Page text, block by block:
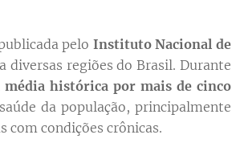
pelo Instituto Nacional de
diversas regiões do Brasil. Durante
média histórica por mais de cinco
da população, principalmente
com condições crônicas.